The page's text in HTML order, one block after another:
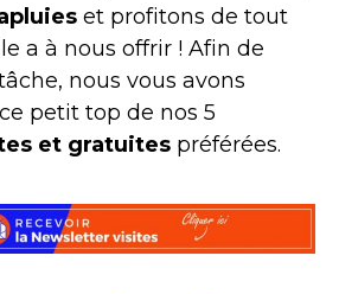
et profitons de tout
a à nous offrir ! Afin de
nous vous avons
petit top de nos 5
et gratuites préférées.